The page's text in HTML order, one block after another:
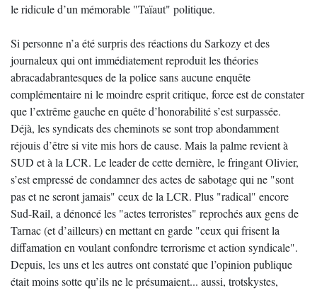
le ridicule d’un mémorable "Taïaut" politique.
Si personne n’a été surpris des réactions du Sarkozy et des
journaleux qui ont immédiatement reproduit les théories
abracadabrantesques de la police sans aucune enquête
complémentaire ni le moindre esprit critique, force est de constater
que l’extrême gauche en quête d’honorabilité s’est surpassée.
Déjà, les syndicats des cheminots se sont trop abondamment
réjouis d’être si vite mis hors de cause. Mais la palme revient à
SUD et à la LCR. Le leader de cette dernière, le fringant Olivier,
s’est empressé de condamner des actes de sabotage qui ne "sont
pas et ne seront jamais" ceux de la LCR. Plus "radical" encore
Sud-Rail, a dénoncé les "actes terroristes" reprochés aux gens de
Tarnac (et d’ailleurs) en mettant en garde "ceux qui frisent la
diffamation en voulant confondre terrorisme et action syndicale".
Depuis, les uns et les autres ont constaté que l’opinion publique
était moins sotte qu’ils ne le présumaient... aussi, trotskystes,